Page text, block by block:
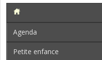
Agenda
Petite enfance